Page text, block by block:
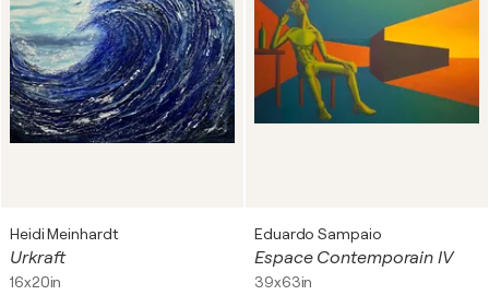
Heidi Meinhardt
Urkraft
16x20in
Eduardo Sampaio
Espace Contemporain IV
39x63in